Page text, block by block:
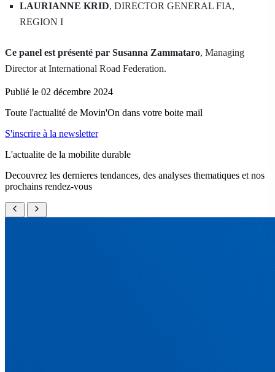
LAURIANNE KRID, DIRECTOR GENERAL FIA,
REGION I
Ce panel est présenté par Susanna Zammataro, Managing
Director at International Road Federation.
Publié le 02 décembre 2024
Toute l'actualité de Movin'On dans votre boite mail
S'inscrire à la newsletter
L'actualite de la mobilite durable
Decouvrez les dernieres tendances, des analyses thematiques et nos
prochains rendez-vous